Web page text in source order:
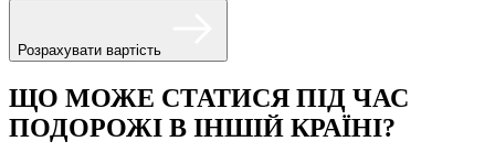
Розрахувати вартість
ЩО МОЖЕ СТАТИСЯ ПІД ЧАС
ПОДОРОЖІ В ІНШІЙ КРАЇНІ?